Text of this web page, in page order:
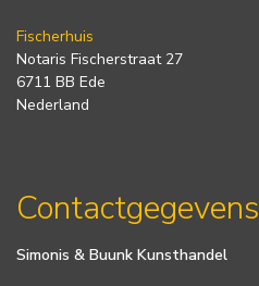
Fischerhuis
Notaris Fischerstraat 27
6711 BB Ede
Nederland
Contactgegevens
Simonis & Buunk Kunsthandel